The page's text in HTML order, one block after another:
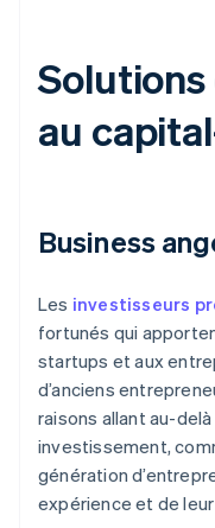
au
Business
Les investisseurs
fortunés qui
startups et aux
d’anciens
raisons allant au-
investissement,
génération
expérience et de